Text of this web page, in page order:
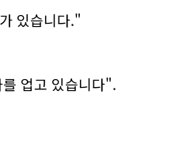
있습니다."
업고 있습니다".